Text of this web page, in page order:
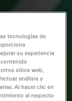
tecnologías de
su experiencia
sitios web,
análisis y
Al hacer clic en
al respecto